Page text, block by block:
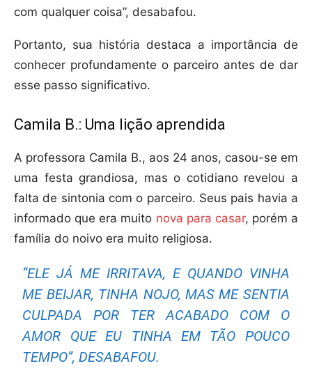
com qualquer coisa”, desabafou.
Portanto, sua história destaca a importância de
conhecer profundamente o parceiro antes de dar
esse passo significativo.
Camila B.: Uma lição aprendida
A professora Camila B., aos 24 anos, casou-se em
uma festa grandiosa, mas o cotidiano revelou a
falta de sintonia com o parceiro. Seus pais havia a
informado que era muito nova para casar, porém a
família do noivo era muito religiosa.
“ELE JÁ ME IRRITAVA, E QUANDO VINHA
ME BEIJAR, TINHA NOJO, MAS ME SENTIA
CULPADA POR TER ACABADO COM O
AMOR QUE EU TINHA EM TÃO POUCO
TEMPO”, DESABAFOU.